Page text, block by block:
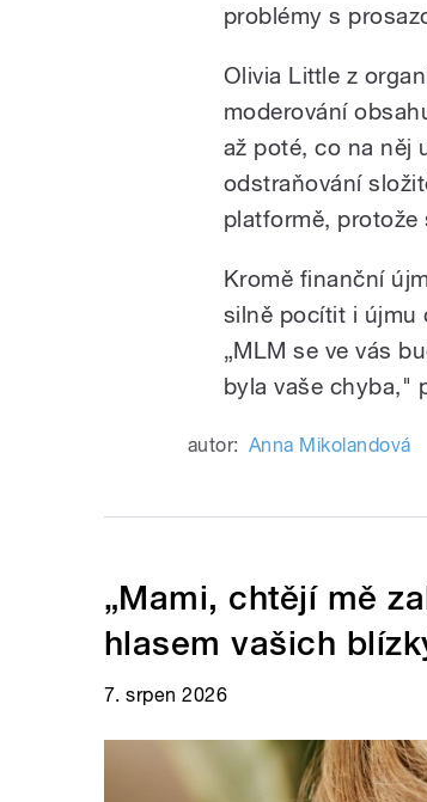
problémy s
Olivia Little z
moderování
až poté, co na něj
odstraňování
platformě, protože
Kromě finanční
silně pocítit i újmu
„MLM se ve vás
byla vaše chyba,"
autor: Anna Mikolandová
„Mami, chtějí mě
hlasem vašich
7. srpen 2026